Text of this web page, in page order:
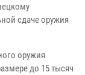
сдаче оружия
оружия
до 15 тысяч